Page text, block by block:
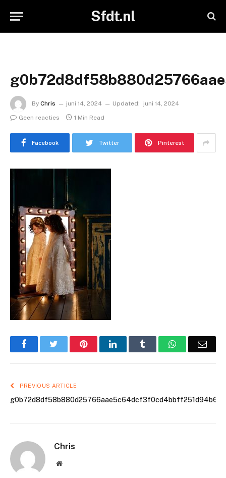
Sfdt.nl
By Chris juni 14, 2024 Updated:
juni 14, 2024
Geen reacties
1 Min Read
Facebook Twitter Pinterest
FacebookTwitter PinterestLinkedIn Tumblr WhatsApp
PREVIOUS ARTICLE
Chris
Website